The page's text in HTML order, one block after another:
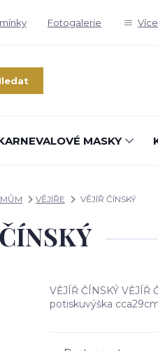
Fotogalerie Více
MASKY
VĚJÍŘE VĚJÍŘ ČÍNSKÝ
VĚJÍŘ ČÍNSKÝ
potiskuvýška